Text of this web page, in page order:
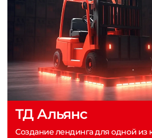
ТД Альянс
Создание лендинга для одной